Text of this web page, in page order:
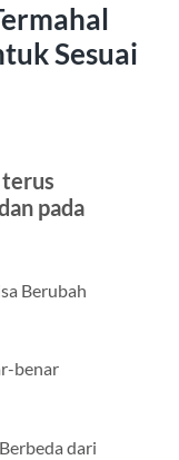
Sesuai
pada
Berubah
benar
dari